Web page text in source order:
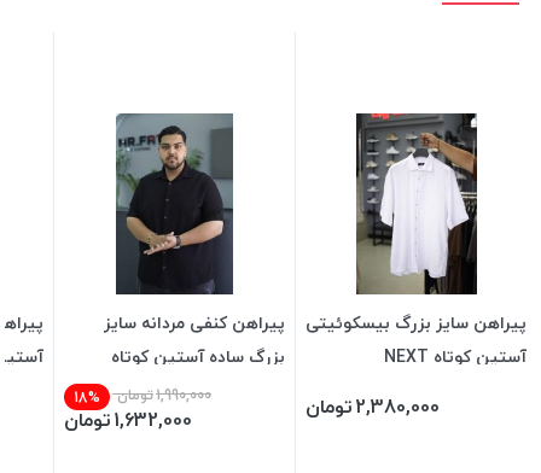
پیراهن سایز بزرگ بیسکوئیتی
آستین کوتاه NEXT
2,380,000تومان
پیراهن کنفی مردانه سایز
بزرگ ساده آستین کوتاه
1,990,000تومان 18%
1,632,000تومان